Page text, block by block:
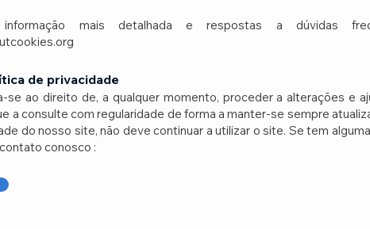
informação mais detalhada e respostas a dúvidas
de privacidade
se ao direito de, a qualquer momento, proceder a alterações e
a consulte com regularidade de forma a manter-se sempre
do nosso site, não deve continuar a utilizar o site. Se tem
conosco :